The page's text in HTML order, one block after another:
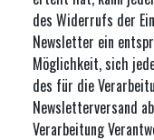
des Widerrufs der
Newsletter ein
Möglichkeit, sich
des für die
Newsletterversand
Verarbeitung